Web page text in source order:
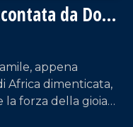
da Don
appena
Africa dimenticata,
della gioia